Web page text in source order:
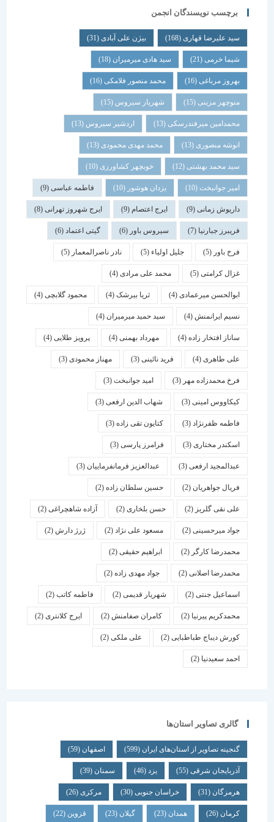
برچسب نویسندگان انجمن
سید علیرضا قهاری(168) بیژن علی آبادی(31)
شیما خرمی(21) سید هادی میرمیران(18)
بهروز مرباغی (16) محمد منصور فلامکی (16)
منوچهر مزینی(15) شهریار سیروس(15)
محمدامین میرفندرسکی(13) اردشیر سیروس(13)
انوشه منصوری(13) محمد مهدی محمودی(13)
سید محمد بهشتی(12) خوبچهر کشاورزی(10)
امیر جوانبخت(10) یزدان هوشور(10) فاطمه عباسی(9)
داریوش زمانی(9) ایرج اعتصام(9) ایرج شهروز تهرانی(8)
فریبرز جبارنیا(7) سیروس باور(6) گیتی اعتماد(6)
فرخ باور(5) جلیل اولیاء(5) نادر ناصرالمعمار (5)
غزال کرامتی (5) محمد علی مرادی(4)
ابوالحسن میرعمادی(4) ثریا بیرشک(4) محمود گلابچی(4)
نسیم ایرانمنش(4) سید حمید میرمیران(4)
ساناز افتخار زاده(4) مهرداد بهمنی(4) پرویز طلایی(4)
علی طاهری(4) فرید نائینی(3) مهناز محمودی(3)
فرخ محمدزاده مهر(3) امید جوانبخت(3)
کیکاووس امینی(3) شهاب الدین ارفعی(3)
فاطمه ظفرنژاد(3) کتایون تقی زاده(3)
اسكندر مختاری (3) فرامرز پارسی(3)
عبدالمجید ارفعی(3) عبدالعزیز فرمانفرماییان(3)
فریال جواهریان(2) حسین سلطان زاده(2)
علی نقی گلریز(2) حسن بلخاری(2) آزاده شاهچراغی(2)
جواد میرحسینی (2) مسعود علی نژاد(2) ژرژ دارش (2)
محمدرضا کارگر(2) ابراهیم حقیقی(2)
محمدرضا اصلانی(2) جواد مهدی زاده(2)
اسماعیل جنتی(2) شهریار قدیمی(2) فاطمه کاتب(2)
محمدکریم پیرنیا (2) کامران صفامنش(2) ایرج کلانتری (2)
کورش دیباج طباطبایی(2) علی ملکی(2)
احمد سعیدنیا (2)
گالری تصاویر استان‌ها
گنجینه تصاویر از استان‌های ایران(599) اصفهان (59)
آذربایجان شرقی(55) یزد سمنان (39)
هرمزگان(31) خراسان جنوبی(30) مرکزی (26)
همدان گیلان قزوین